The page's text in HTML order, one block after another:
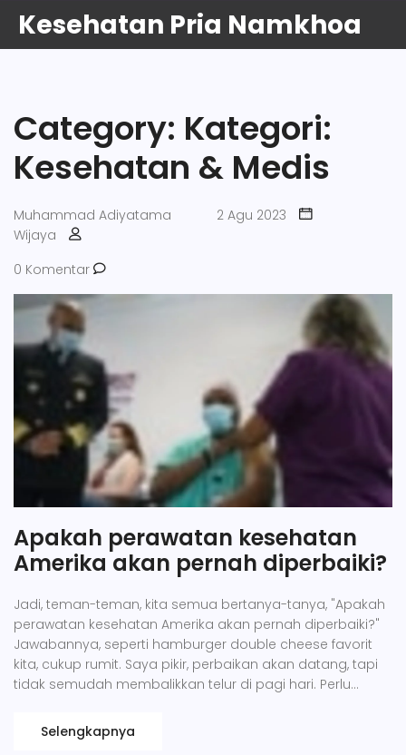
Kesehatan Pria Namkhoa
Category: Kategori:
Kesehatan & Medis
Muhammad Adiyatama
Wijaya
2 Agu 2023
0 Komentar
Apakah perawatan kesehatan
Amerika akan pernah diperbaiki?
Jadi, teman-teman, kita semua bertanya-tanya, "Apakah
perawatan kesehatan Amerika akan pernah diperbaiki?"
Jawabannya, seperti hamburger double cheese favorit
kita, cukup rumit. Saya pikir, perbaikan akan datang, tapi
tidak semudah membalikkan telur di pagi hari. Perlu
kebijakan baru. Tapi hei, jangan khawatir! Seperti
mengunyah pizza slice terakhir, kita harus sabar dan
Selengkapnya